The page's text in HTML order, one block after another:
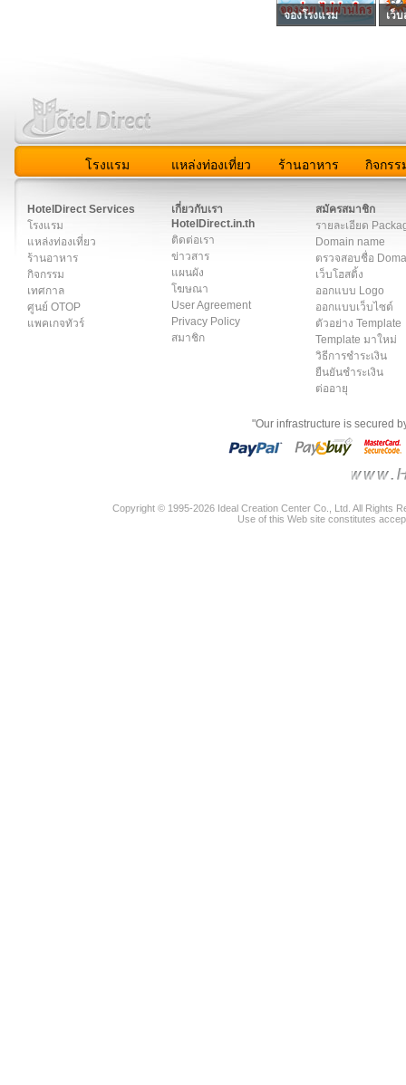
จองโรงแรม เว็
โรงแรม แหล่งท่องเที่ยว ร้านอาหาร กิจกรร
HotelDirect Services
โรงแรม
แหล่งท่องเที่ยว
ร้านอาหาร
กิจกรรม
เทศกาล
ศูนย์ OTOP
แพคเกจทัวร์
เกี่ยวกับเรา
HotelDirect.in.th
ติดต่อเรา
ข่าวสาร
แผนผัง
โฆษณา
User Agreement
Privacy Policy
สมาชิก
สมัครสมาชิก
รายละเอียด
Domain name
ตรวจสอบชื่อ
เว็บโฮสติ้ง
ออกแบบ Logo
ออกแบบเว็บไซต์
ตัวอย่าง Template
Template มาใหม่
วิธีการชำระเงิน
ยืนยันชำระเงิน
ต่ออายุ
"Our infrastructure is secured
Copyright © 1995-2026 Ideal Creation Center Co., Ltd. All Rights
Use of this Web site constitutes